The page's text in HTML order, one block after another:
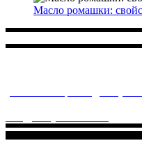
Масло ромашки: